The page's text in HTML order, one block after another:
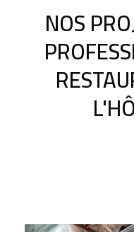
NOS